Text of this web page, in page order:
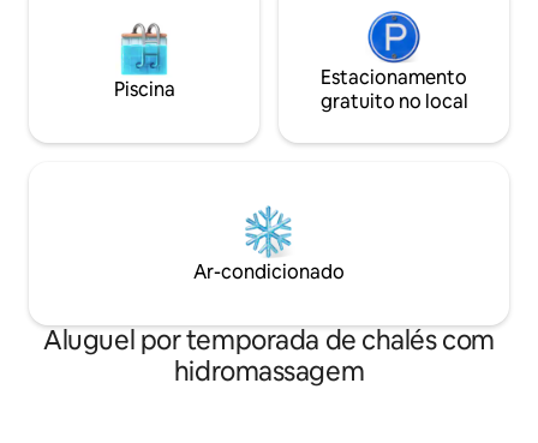
Piscina
Estacionamento
gratuito no local
Ar-condicionado
Aluguel por temporada de chalés com
hidromassagem